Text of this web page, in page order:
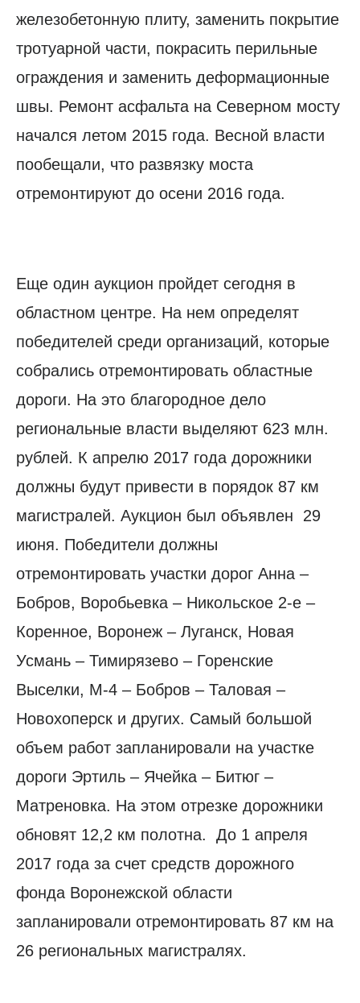
железобетонную плиту, заменить покрытие
тротуарной части, покрасить перильные
ограждения и заменить деформационные
швы. Ремонт асфальта на Северном мосту
начался летом 2015 года. Весной власти
пообещали, что развязку моста
отремонтируют до осени 2016 года.
Еще один аукцион пройдет сегодня в
областном центре. На нем определят
победителей среди организаций, которые
собрались отремонтировать областные
дороги. На это благородное дело
региональные власти выделяют 623 млн.
рублей. К апрелю 2017 года дорожники
должны будут привести в порядок 87 км
магистралей. Аукцион был объявлен 29
июня. Победители должны
отремонтировать участки дорог Анна –
Бобров, Воробьевка – Никольское 2-е –
Коренное, Воронеж – Луганск, Новая
Усмань – Тимирязево – Горенские
Выселки, М-4 – Бобров – Таловая –
Новохоперск и других. Самый большой
объем работ запланировали на участке
дороги Эртиль – Ячейка – Битюг –
Матреновка. На этом отрезке дорожники
обновят 12,2 км полотна. До 1 апреля
2017 года за счет средств дорожного
фонда Воронежской области
запланировали отремонтировать 87 км на
26 региональных магистралях.